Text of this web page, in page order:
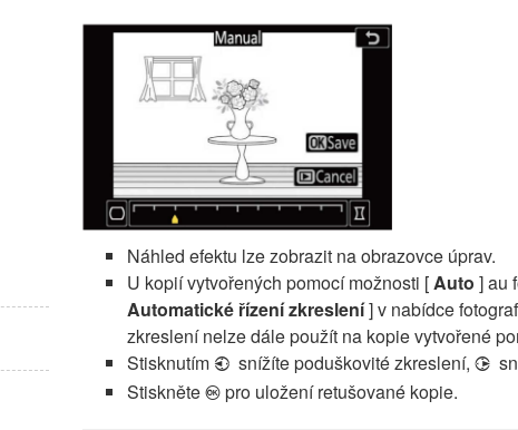
Náhled efektu lze zobrazit na obrazovce úprav.
U kopií vytvořených pomocí možnosti [Auto ] au
Automatické řízení zkreslení] v nabídce
zkreslení nelze dále použít na kopie vytvořené
Stisknutím 4 snížíte poduškovité zkreslení, 2
Stiskněte J pro uložení retušované kopie.